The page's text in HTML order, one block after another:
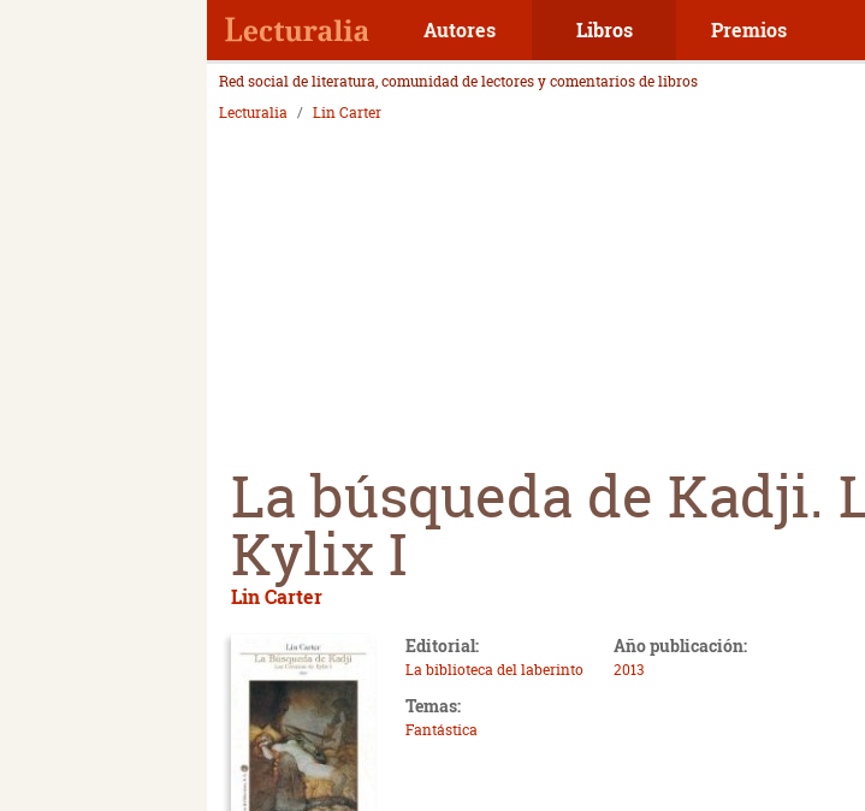
Autores Libros Premios
Red social de literatura, comunidad de lectores y comentarios de libros
Lecturalia
Lin Carter
La búsqueda de Kadji.
Kylix I
Lin Carter
Editorial:
La biblioteca del laberinto
Año publicación:
2013
Temas:
Fantástica